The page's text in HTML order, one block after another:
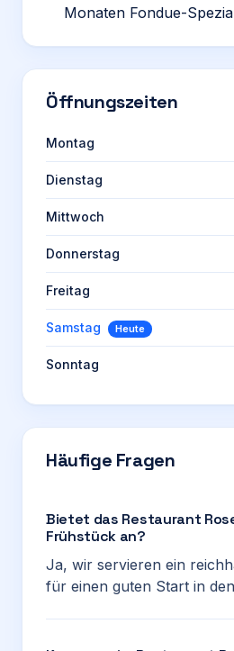
Monaten Fondue-
Öffnungszeiten
Montag
Dienstag
Mittwoch
Donnerstag
Freitag
Samstag Heute
Sonntag
Häufige Fragen
Bietet das Restaurant
Frühstück an?
Ja, wir servieren ein
für einen guten Start in